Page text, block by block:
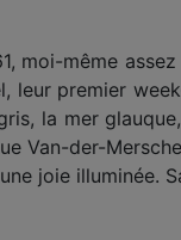
moi-même
leur premier
la mer
Van-der-
joie illuminée.